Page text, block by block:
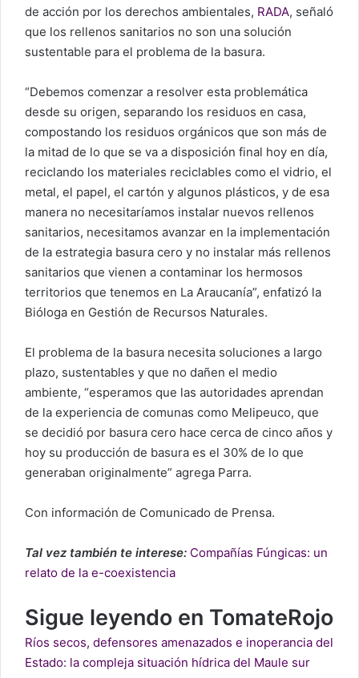
de acción por los derechos ambientales, RADA, señaló
que los rellenos sanitarios no son una solución
sustentable para el problema de la basura.
“Debemos comenzar a resolver esta problemática
desde su origen, separando los residuos en casa,
compostando los residuos orgánicos que son más de
la mitad de lo que se va a disposición final hoy en día,
reciclando los materiales reciclables como el vidrio, el
metal, el papel, el cartón y algunos plásticos, y de esa
manera no necesitaríamos instalar nuevos rellenos
sanitarios, necesitamos avanzar en la implementación
de la estrategia basura cero y no instalar más rellenos
sanitarios que vienen a contaminar los hermosos
territorios que tenemos en La Araucanía”, enfatizó la
Bióloga en Gestión de Recursos Naturales.
El problema de la basura necesita soluciones a largo
plazo, sustentables y que no dañen el medio
ambiente, “esperamos que las autoridades aprendan
de la experiencia de comunas como Melipeuco, que
se decidió por basura cero hace cerca de cinco años y
hoy su producción de basura es el 30% de lo que
generaban originalmente” agrega Parra.
Con información de Comunicado de Prensa.
Tal vez también te interese: Compañías Fúngicas: un
relato de la e-coexistencia
Sigue leyendo en TomateRojo
Ríos secos, defensores amenazados e inoperancia del
Estado: la compleja situación hídrica del Maule sur